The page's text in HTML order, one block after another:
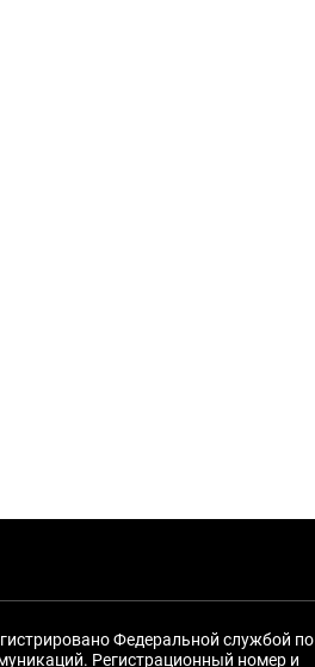
Федеральной службой по
Регистрационный номер и